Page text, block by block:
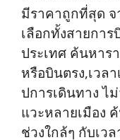
มีราคาถูกที่สุด
เลือกทั้งสายกา
ประเทศ ค้นหาร
หรือบินตรง,เวล
ปการเดินทาง ไ
แวะหลายเมือง
ช่วงใกล้ๆ กับเว